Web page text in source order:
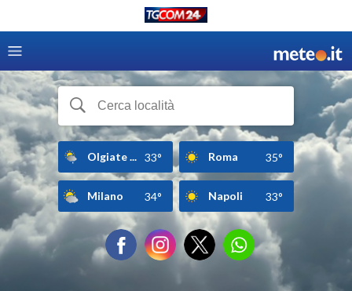
Olgiate ... 33° Roma 35°
Milano 34° Napoli 33°